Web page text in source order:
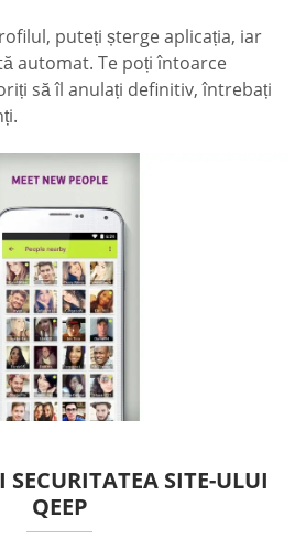
puteți șterge aplicația, iar
automat. Te poți întoarce
să îl anulați definitiv, întrebați
SITE-ULUI
QEEP